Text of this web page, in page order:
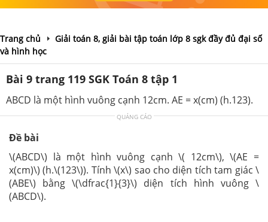
Trang chủ
Giải toán 8, giải bài tập toán lớp 8 sgk đầy đủ đại số
và hình học
Bài 9 trang 119 SGK Toán 8 tập 1
ABCD là một hình vuông cạnh 12cm. AE = x(cm) (h.123).
QUẢNG CÁO
Đề bài
\(ABCD\) là một hình vuông cạnh \( 12cm\), \(AE =
x(cm)\) (h.\(123\)). Tính \(x\) sao cho diện tích tam giác \
(ABE\) bằng \(\dfrac{1}{3}\) diện tích hình vuông \
(ABCD\).